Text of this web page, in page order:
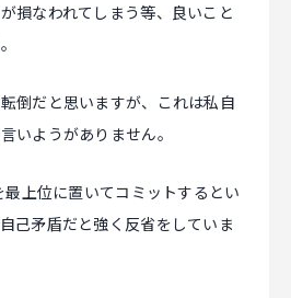
損なわれてしまう等、良いこと
倒だと思いますが、これは私自
いようがありません。
上位に置いてコミットするとい
己矛盾だと強く反省をしていま